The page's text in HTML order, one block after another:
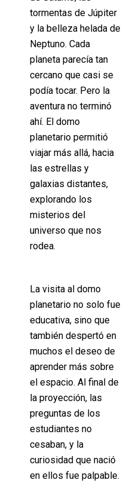
tormentas de Júpiter
y la belleza helada de
Neptuno. Cada
planeta parecía tan
cercano que casi se
podía tocar. Pero la
aventura no terminó
ahí. El domo
planetario permitió
viajar más allá, hacia
las estrellas y
galaxias distantes,
explorando los
misterios del
universo que nos
rodea.
La visita al domo
planetario no solo fue
educativa, sino que
también despertó en
muchos el deseo de
aprender más sobre
el espacio. Al final de
la proyección, las
preguntas de los
estudiantes no
cesaban, y la
curiosidad que nació
en ellos fue palpable.